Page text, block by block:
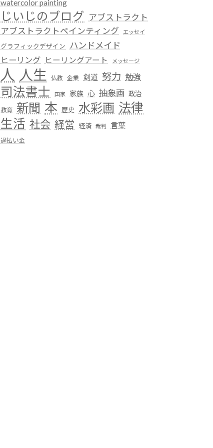
watercolor painting
じいじのブログ アブストラクト
アブストラクトペインティング
エッセイ
グラフィックデザイン ハンドメイド
ヒーリング ヒーリングアート メッセージ
人 人生 仏教 企業 剣道 努力 勉強
司法書士 国家 家族 心 抽象画 政治
教育 新聞 本 歴史 水彩画 法律
生活 社会 経営 経済 裁判 言葉
過払い金